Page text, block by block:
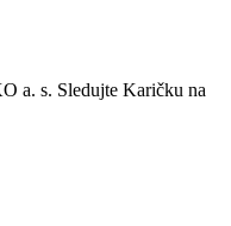
a. s. Sledujte Karičku na